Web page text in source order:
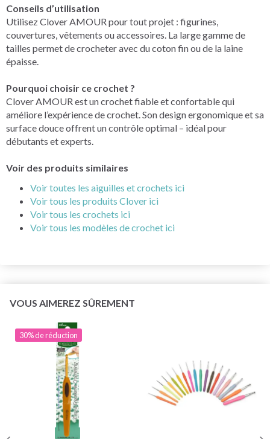
Conseils d’utilisation
Utilisez Clover AMOUR pour tout projet : figurines,
couvertures, vêtements ou accessoires. La large gamme de
tailles permet de crocheter avec du coton fin ou de la laine
épaisse.
Pourquoi choisir ce crochet ?
Clover AMOUR est un crochet fiable et confortable qui
améliore l’expérience de crochet. Son design ergonomique et sa
surface douce offrent un contrôle optimal – idéal pour
débutants et experts.
Voir des produits similaires
Voir toutes les aiguilles et crochets ici
Voir tous les produits Clover ici
Voir tous les crochets ici
Voir tous les modèles de crochet ici
VOUS AIMEREZ SÛREMENT
30% de réduction